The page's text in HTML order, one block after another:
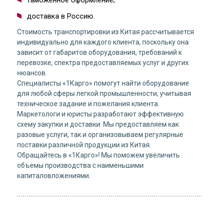
доставка в Россию.
Стоимость транспортировки из Китая рассчитывается
индивидуально для каждого клиента, поскольку она
зависит от габаритов оборудования, требований к
перевозке, спектра предоставляемых услуг и других
нюансов.
Специалисты «1Карго» помогут найти оборудование
для любой сферы легкой промышленности, учитывая
техническое задание и пожелания клиента.
Маркетологи и юристы разработают эффективную
схему закупки и доставки. Мы предоставляем как
разовые услуги, так и организовываем регулярные
поставки различной продукции из Китая.
Обращайтесь в «1Карго»! Мы поможем увеличить
объемы производства с наименьшими
капиталовложениями.